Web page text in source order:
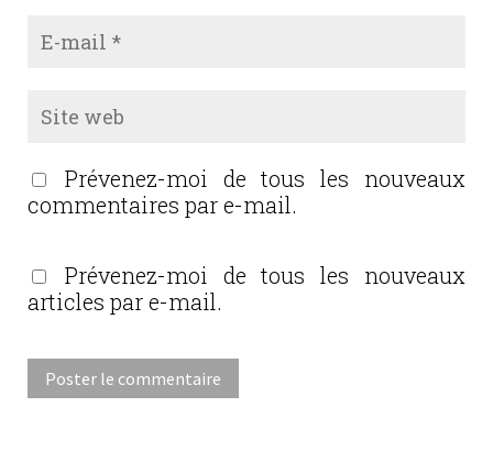
Prévenez-moi de tous les nouveaux
commentaires par e-mail.
Prévenez-moi de tous les nouveaux
articles par e-mail.